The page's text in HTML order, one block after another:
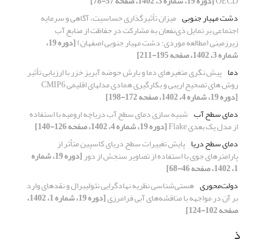
دشت مهیار جنوبی میزان تأثیرگذاری حساسیت، آگاهی و سرمایه
اجتماعی بر تمایل ذی‌نفعان به مشارکت در حفاظت از منابع آب
زیرزمینی (مطالعه موردی: دشت مهیار جنوبی اصفهان) [دوره 19،
شماره 3، 1402، صفحه 195-211]
دما پیش نگری متغیرهای دما و بارش حوضه آبریز خزر با ارزیابی تأثیر
روش های تصحیح اریبی و بکارگیری همادی مدل‎های اقلیمی CMIP6
[دوره 19، شماره 4، 1402، صفحه 172-198]
دمای سطح آب شبیه سازی دمای سطح آب دریاچه ارومیه با استفاده
از مدل یک بعدی Flake
[دوره 19، شماره 4، 1402، صفحه 126-140]
دمای سطح دریا پایش تغییرات سطح دریای کاسپین متأثر از
پارامترهای جوی با استفاده از تصاویر سنجش از دور [دوره 19، شماره
1، 1402، صفحه 46-68]
دولت‌محوری هستی‌شناسی نظریه نهادگرایی نئولیبرال و نقدهای وارد
بر آن در مواجهه با مناقشه‌های آبی فرامرزی [دوره 19، شماره 1، 1402،
صفحه 102-124]
ذ